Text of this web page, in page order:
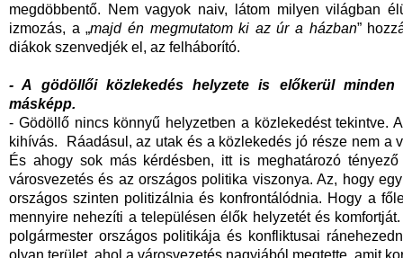
megdöbbentő. Nem vagyok naiv, látom milyen világban
izmozás, a „majd én megmutatom ki az úr a házban”
diákok szenvedjék el, az felháborító.
- A gödöllői közlekedés helyzete is előkerül minden
másképp.
- Gödöllő nincs könnyű helyzetben a közlekedést tekintve.
kihívás. Ráadásul, az utak és a közlekedés jó része nem a
És ahogy sok más kérdésben, itt is meghatározó
városvezetés és az országos politika viszonya. Az, hogy
országos szinten politizálnia és konfrontálódnia. Hogy a
mennyire nehezíti a településen élők helyzetét és
polgármester országos politikája és konfliktusai